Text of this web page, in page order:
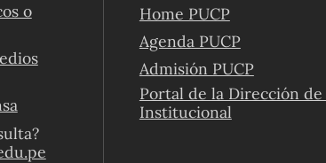
o
Home PUCP
Agenda PUCP
Admisión PUCP
Portal de la Dirección
Institucional